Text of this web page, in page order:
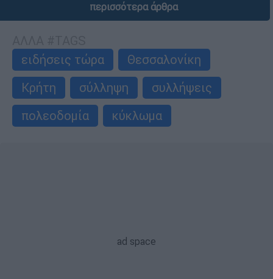
περισσότερα άρθρα
ειδήσεις τώρα
Θεσσαλονίκη
Κρήτη
σύλληψη
συλλήψεις
πολεοδομία
κύκλωμα